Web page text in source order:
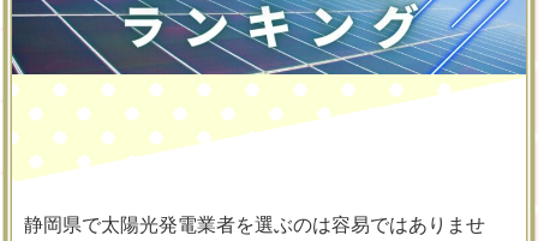
静岡県で太陽光発電業者を選ぶのは容易ではありませ